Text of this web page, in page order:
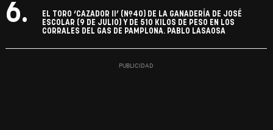
6.
EL TORO ‘CAZADOR II’ (Nº40) DE LA GANADERÍA DE JOSÉ
ESCOLAR (9 DE JULIO) Y DE 510 KILOS DE PESO EN LOS
CORRALES DEL GAS DE PAMPLONA. PABLO LASAOSA